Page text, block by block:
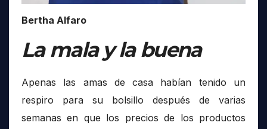
Bertha Alfaro
La mala y la buena
Apenas las amas de casa habían tenido un
respiro para su bolsillo después de varias
semanas en que los precios de los productos